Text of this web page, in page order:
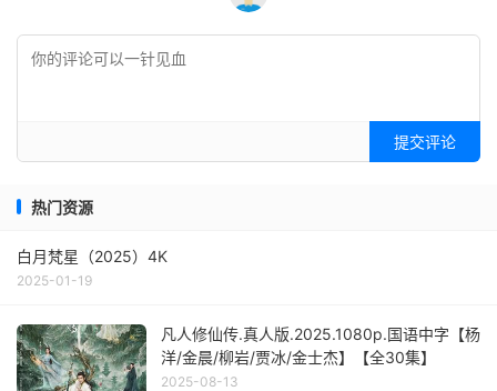
提交评论
热门资源
白月梵星（2025）4K
2025-01-19
凡人修仙传.真人版.2025.1080p.国语中字【杨
洋/金晨/柳岩/贾冰/金士杰】【全30集】
2025-08-13